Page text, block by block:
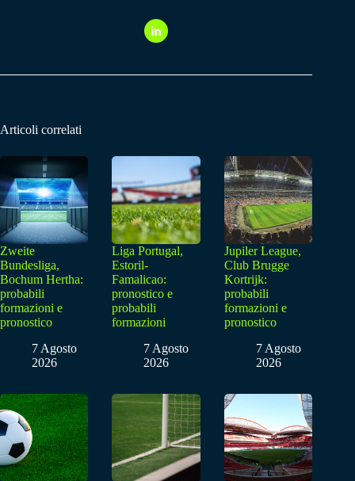
Articoli correlati
Zweite
Bundesliga,
Bochum Hertha:
probabili
formazioni e
pronostico
7 Agosto
2026
Liga Portugal,
Estoril-
Famalicao:
pronostico e
probabili
formazioni
7 Agosto
2026
Jupiler League,
Club Brugge
Kortrijk:
probabili
formazioni e
pronostico
7 Agosto
2026